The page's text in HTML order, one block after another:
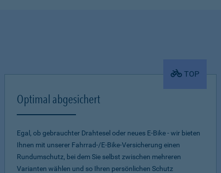
TOP
Optimal abgesichert
Egal, ob gebrauchter Drahtesel oder neues E-Bike - wir bieten
Ihnen mit unserer Fahrrad-/E-Bike-Versicherung einen
Rundumschutz, bei dem Sie selbst zwischen mehreren
Varianten wählen und so Ihren persönlichen Schutz